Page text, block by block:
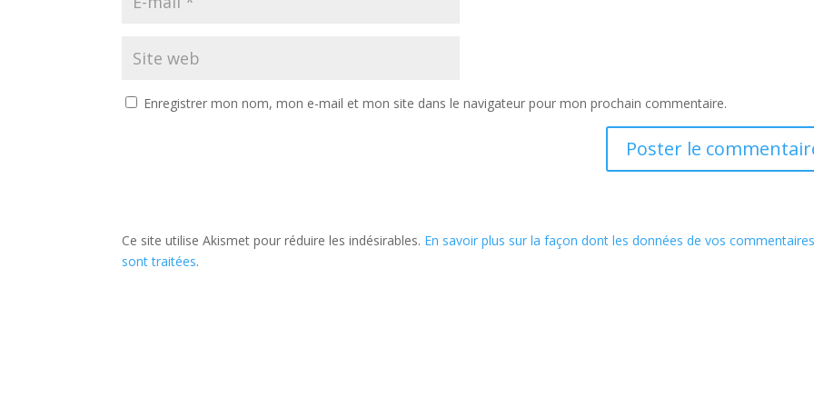
Enregistrer mon nom, mon e-mail et mon site dans le navigateur pour mon prochain commentaire.
Ce site utilise Akismet pour réduire les indésirables. En savoir plus sur la façon dont les données de vos
sont traitées.